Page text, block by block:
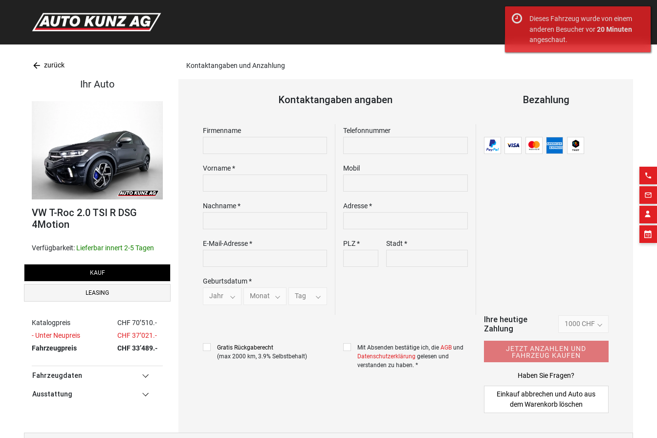
phone
mail_outline
arrow_back zurück
Ihr Auto
VW T-Roc 2.0 TSI R DSG
4Motion
Verfügbarkeit: Lieferbar innert 2-5 Tagen
KAUF
LEASING
Katalogpreis
CHF 70’510.-
- Unter Neupreis
CHF 37’021.-
Fahrzeugpreis
CHF 33’489.-
Fahrzeugdaten
Ausstattung
Kontaktangaben und Anzahlung
Kontaktangaben angaben
Firmenname
Vorname *
Nachname *
E-Mail-Adresse *
Geburtsdatum *
Jahr
Monat Tag
Telefonnummer
Mobil
Adresse *
PLZ * Stadt *
Bezahlung
Ihre heutige
Zahlung
1000 CHF
Gratis Rückgaberecht
(max 2000 km, 3.9% Selbstbehalt)
Mit Absenden bestätige ich, dieAGB und
Datenschutzerklärung gelesen und
verstanden zu haben. *
JETZT ANZAHLEN UND
FAHRZEUG KAUFEN
Haben Sie Fragen?
Einkauf abbrechen und Auto aus
dem Warenkorb löschen
Dieses Fahrzeug wurde von einem
anderen Besucher vor20 Minuten
angeschaut.